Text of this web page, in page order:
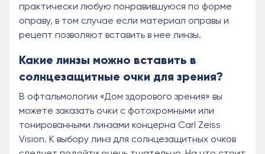
практически любую понравившуюся по форме
оправу, в том случае если материал оправы и
рецепт позволяют вставить в нее линзы.
Какие линзы можно вставить в
солнцезащитные очки для зрения?
В офтальмологии «Дом здорового зрения» вы
можете заказать очки с фотохромными или
тонированными линзами концерна Carl Zeiss
Vision. К выбору линз для солнцезащитных очков